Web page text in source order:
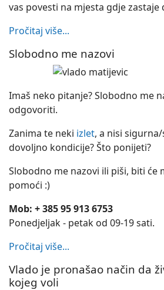
vas povesti na mjesta gdje zastaje
Pročitaj više...
Slobodno me nazovi
Imaš neko pitanje? Slobodno me
odgovoriti.
Zanima te neki izlet, a nisi
dovoljno kondicije? Što ponijeti?
Slobodno me nazovi ili piši, biti će
pomoći :)
Mob: + 385 95 913 6753
Ponedjeljak - petak od 09-19 sati.
Pročitaj više...
Vlado je pronašao način da
kojeg voli